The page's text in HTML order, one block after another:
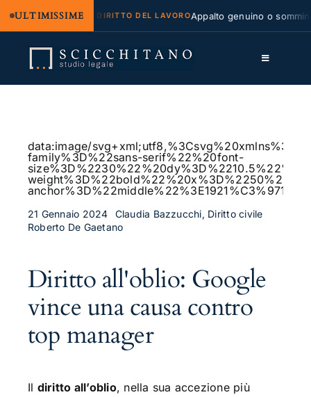
ULTIMISSIME
regresso DIRITTO DEL LAVOROAppalto genuino o
contenuto
Toggle
Servizi
Approfondimenti
Contatti
data:image/
family%3D%22sans-serif%22%20font-
21 Gennaio 2024
Claudia Bazzucchi, Diritto civile
Roberto De Gaetano
Diritto all'oblio: Google
vince una causa contro
top manager
Il diritto all’oblio, nella sua accezione più